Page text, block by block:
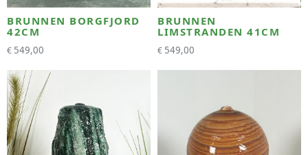
BRUNNEN BORGFJORD
42CM
€ 549,00
BRUNNEN
LIMSTRANDEN 41CM
€ 549,00